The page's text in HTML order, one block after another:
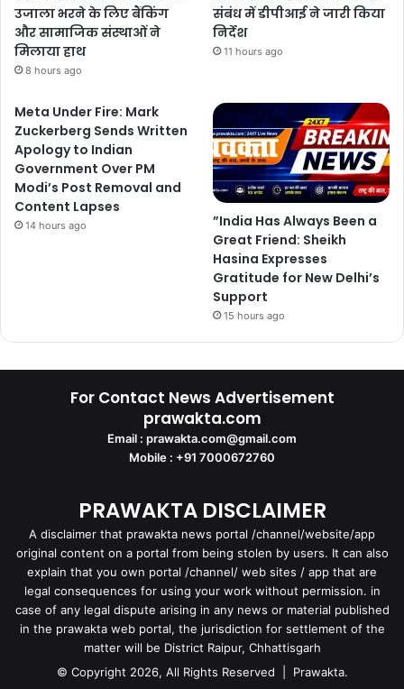
उजाला भरने के लिए बैंकिंग
और सामाजिक संस्थाओं ने
मिलाया हाथ
8 hours ago
संबंध में डीपीआई ने जारी किया
निर्देश
11 hours ago
Meta Under Fire: Mark
Zuckerberg Sends Written
Apology to Indian
Government Over PM
Modi’s Post Removal and
Content Lapses
14 hours ago
”India Has Always Been a
Great Friend: Sheikh
Hasina Expresses
Gratitude for New Delhi’s
Support
15 hours ago
For Contact News Advertisement
prawakta.com
Email : prawakta.com@gmail.com
Mobile : +91 7000672760
PRAWAKTA DISCLAIMER
A disclaimer that prawakta news portal /channel/website/app
original content on a portal from being stolen by users. It can also
explain that you own portal /channel/ web sites / app that are
legal consequences for using your work without permission. in
case of any legal dispute arising in any news or material published
in the prawakta web portal, the jurisdiction for settlement of the
matter will be District Raipur, Chhattisgarh
© Copyright 2026, All Rights Reserved | Prawakta.